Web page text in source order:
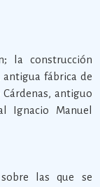
la construcción
fábrica de
antiguo
Ignacio Manuel
las que se